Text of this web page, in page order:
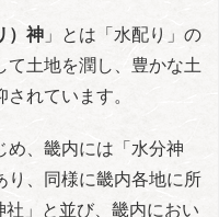
）神 」とは「水配り」の
て土地を潤し、豊かな土
れています。
め、畿内には「水分神
り、同様に畿内各地に所
」と並び、畿内におい